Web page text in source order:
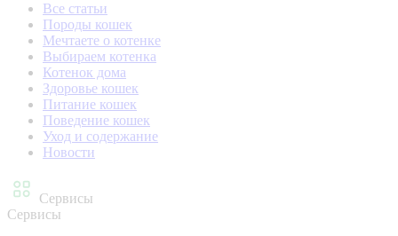
Все статьи
Породы кошек
Мечтаете о котенке
Выбираем котенка
Котенок дома
Здоровье кошек
Питание кошек
Поведение кошек
Уход и содержание
Новости
Сервисы
Сервисы